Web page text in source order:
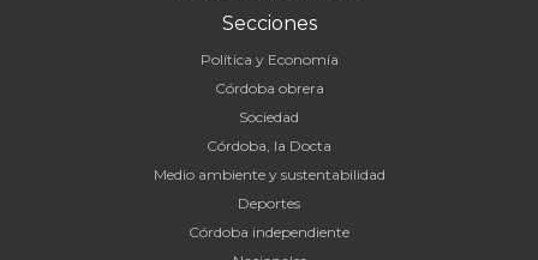
Secciones
Política y Economía
Córdoba obrera
Sociedad
Córdoba, la Docta
Medio ambiente y sustentabilidad
Deportes
Córdoba independiente